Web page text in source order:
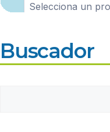
Buscador